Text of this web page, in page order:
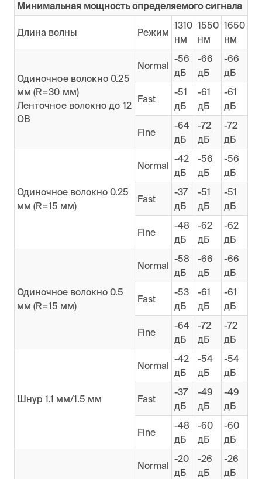
Минимальная мощность определяемого сигнала
Длина волны Режим
1310
нм
1550
нм
1650
нм
Одиночное волокно 0.25
мм (R=30 мм)
Ленточное волокно до 12
ОВ
Normal
-56
дБ
-66
дБ
-66
дБ
Fast
-51
дБ
-61
дБ
-61
дБ
Fine
-64
дБ
-72
дБ
-72
дБ
Одиночное волокно 0.25
мм (R=15 мм)
Normal
-42
дБ
-56
дБ
-56
дБ
Fast
-37
дБ
-51
дБ
-51
дБ
Fine
-48
дБ
-62
дБ
-62
дБ
Одиночное волокно 0.5
мм (R=15 мм)
Normal
-58
дБ
-66
дБ
-66
дБ
Fast
-53
дБ
-61
дБ
-61
дБ
Fine
-64
дБ
-72
дБ
-72
дБ
Шнур 1.1 мм/1.5 мм
Normal
-42
дБ
-54
дБ
-54
дБ
Fast
-37
дБ
-49
дБ
-49
дБ
Fine
-48
дБ
-60
дБ
-60
дБ
Normal
-20
дБ
-26
дБ
-26
дБ